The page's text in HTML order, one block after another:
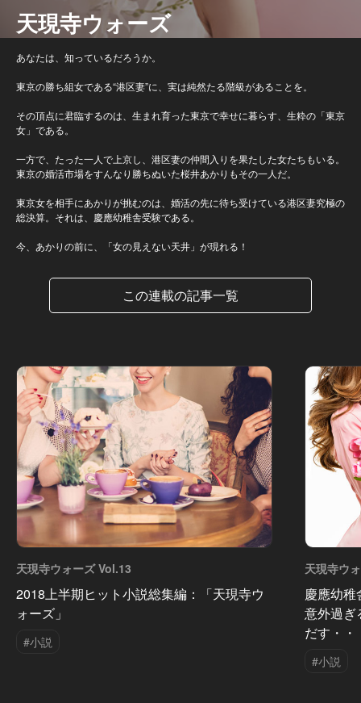
天現寺ウォーズ
あなたは、知っているだろうか。
東京の勝ち組女である“港区妻”に、実は純然たる階級があることを。
その頂点に君臨するのは、生まれ育った東京で幸せに暮らす、生粋の「東京
女」である。
一方で、たった一人で上京し、港区妻の仲間入りを果たした女たちもいる。
東京の婚活市場をすんなり勝ちぬいた桜井あかりもその一人だ。
東京女を相手にあかりが挑むのは、婚活の先に待ち受けている港区妻究極の
総決算。それは、慶應幼稚舎受験である。
今、あかりの前に、「女の見えない天井」が現れる！
この連載の記事一覧
天現寺ウォーズ Vol.13
2018上半期ヒット小説総集編：「天現寺ウ
ォーズ」
#小説
天現寺ウ
慶應幼
意外過ぎ
だす・・
#小説